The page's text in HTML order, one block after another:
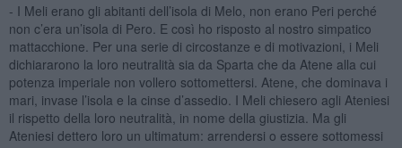
- I Meli erano gli abitanti dell’isola di Melo, non erano Peri perché
non c’era un’isola di Pero. E così ho risposto al nostro simpatico
mattacchione. Per una serie di circostanze e di motivazioni, i Meli
dichiararono la loro neutralità sia da Sparta che da Atene alla cui
potenza imperiale non vollero sottomettersi. Atene, che dominava i
mari, invase l’isola e la cinse d’assedio. I Meli chiesero agli Ateniesi
il rispetto della loro neutralità, in nome della giustizia. Ma gli
Ateniesi dettero loro un ultimatum: arrendersi o essere sottomessi